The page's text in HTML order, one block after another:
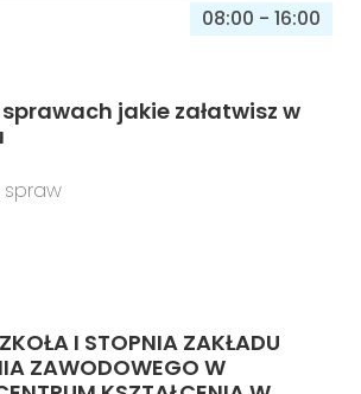
08:00 - 16:00
jakie załatwisz w
I STOPNIA ZAKŁADU
ZAWODOWEGO W